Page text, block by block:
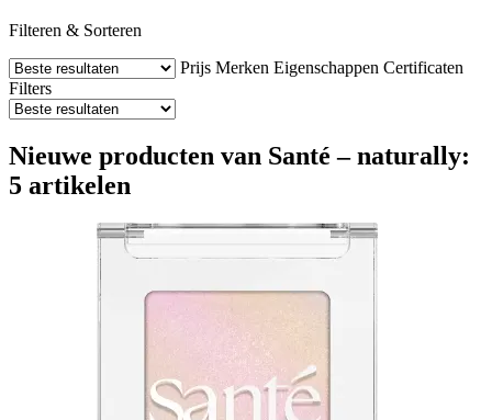
Filteren & Sorteren
Prijs Merken Eigenschappen Certificaten
Filters
Nieuwe producten van Santé – naturally:
5 artikelen